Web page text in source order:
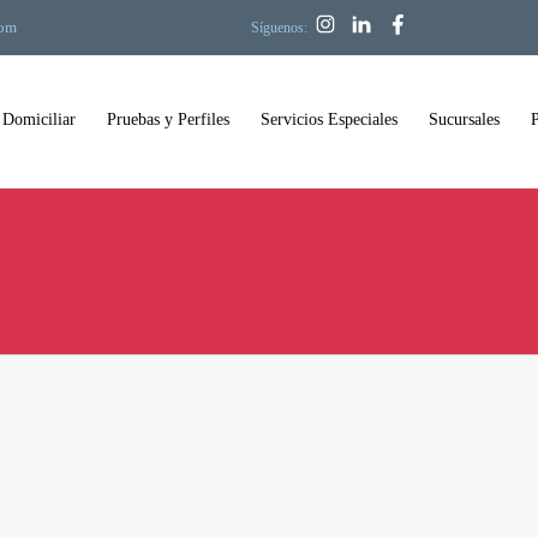
Síguenos:
Domiciliar Pruebas y Perfiles Servicios Especiales Sucursales